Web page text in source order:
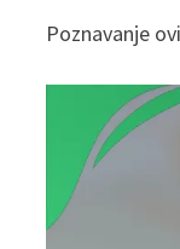
Poznavanje